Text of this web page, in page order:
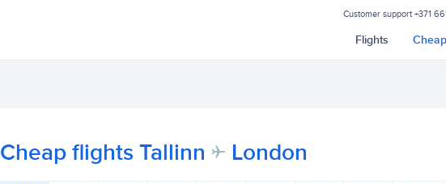
Customer support +371
Flights
Cheap flights Tallinn London